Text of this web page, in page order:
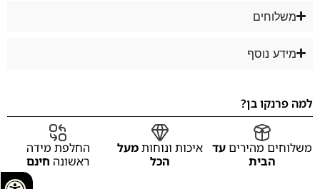
משלוחים
מידע נוסף
למה פרנקו בן?
משלוחים מהיריםעד
הבית
איכות ונוחותמעל
הכל
החלפת מידה
ראשונה חינם